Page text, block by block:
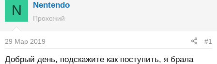
т
о
р
т
е
т
а
ч
N Nentendo
Прохожий
29 Мар 2019 #1
Добрый день, подскажите как поступить, я брала